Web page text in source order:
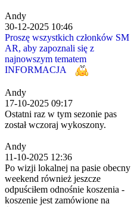
Andy
30-12-2025 10:46
Proszę wszystkich członków SM
AR, aby zapoznali się z
najnowszym tematem
INFORMACJA
Andy
17-10-2025 09:17
Ostatni raz w tym sezonie pas
został wczoraj wykoszony.
Andy
11-10-2025 12:36
Po wizji lokalnej na pasie obecny
weekend również jeszcze
odpuściłem odnośnie koszenia -
koszenie jest zamówione na